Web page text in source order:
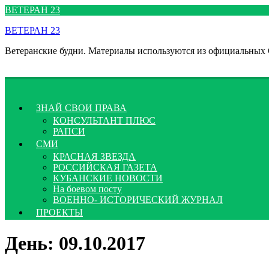
Перейти
содержимому
ВЕТЕРАН 23
ВЕТЕРАН 23
Ветеранские будни. Материалы используются из
ЗНАЙ СВОИ ПРАВА
КОНСУЛЬТАНТ ПЛЮС
РАПСИ
СМИ
КРАСНАЯ ЗВЕЗДА
РОССИЙСКАЯ ГАЗЕТА
КУБАНСКИЕ НОВОСТИ
На боевом посту
ВОЕННО- ИСТОРИЧЕСКИЙ ЖУРНАЛ
ПРОЕКТЫ
День: 09.10.2017